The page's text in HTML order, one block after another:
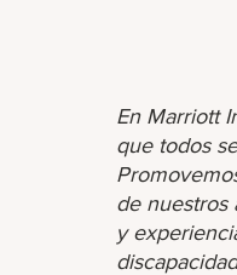
En Marriott
que todos
de nuestros
y